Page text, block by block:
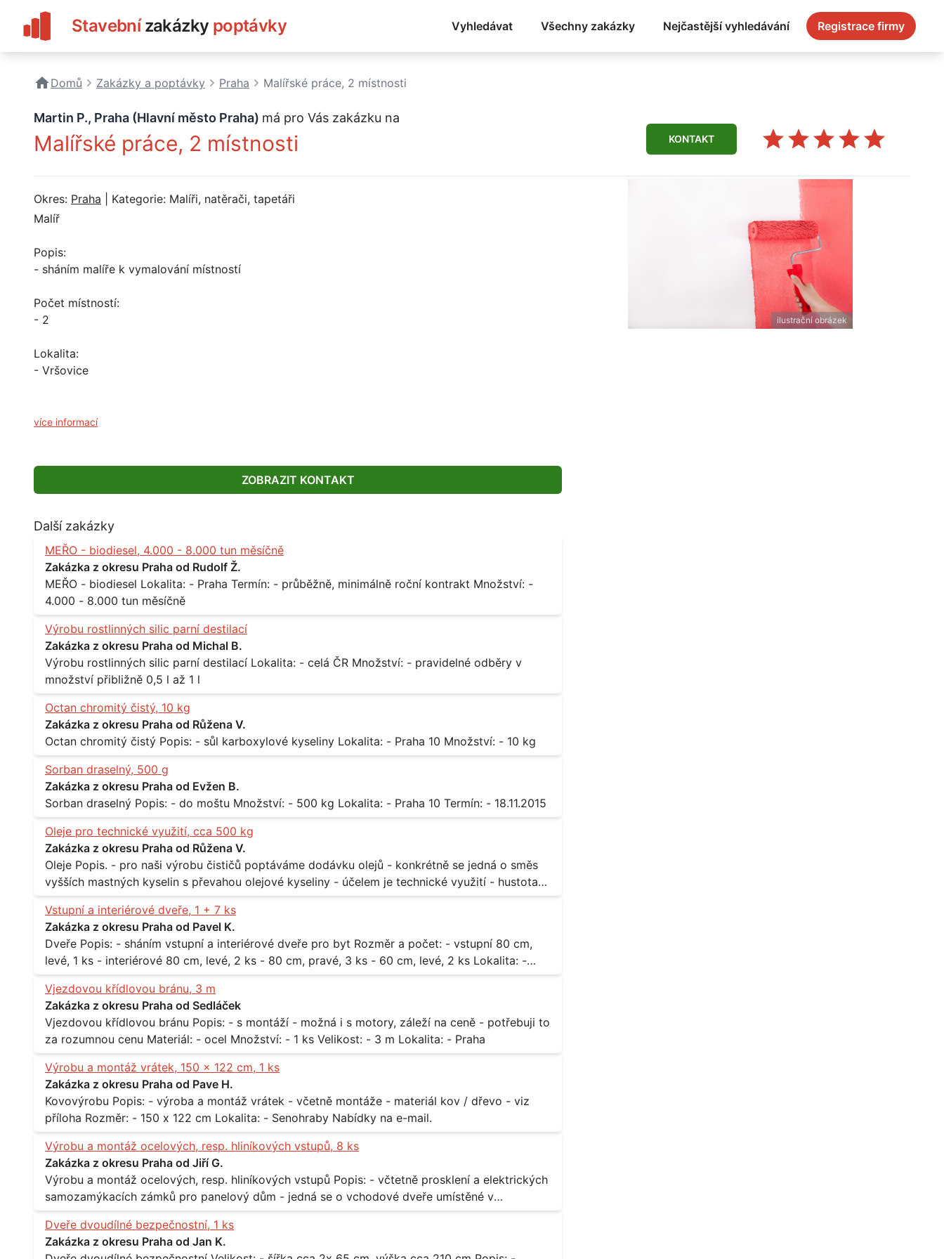
Stavební zakázky poptávky Vyhledávat Všechny zakázky Nejčastější vyhledávání Registrace firmy
Domů Zakázky a poptávky Praha Malířské práce, 2 místnosti
Martin P., Praha (Hlavní město Praha) má pro Vás zakázku na
Malířské práce, 2 místnosti KONTAKT
Okres: Praha | Kategorie: Malíři, natěrači, tapetáři
Malíř
Popis:
- sháním malíře k vymalování místností
Počet místností:
- 2
Lokalita:
- Vršovice
více informací
ZOBRAZIT KONTAKT
Další zakázky
MEŘO - biodiesel, 4.000 - 8.000 tun měsíčně
Zakázka z okresu Praha od Rudolf Ž.
MEŘO - biodiesel Lokalita: - Praha Termín: - průběžně, minimálně roční kontrakt Množství: -
4.000 - 8.000 tun měsíčně
Výrobu rostlinných silic parní destilací
Zakázka z okresu Praha od Michal B.
Výrobu rostlinných silic parní destilací Lokalita: - celá ČR Množství: - pravidelné odběry v
množství přibližně 0,5 l až 1 l
Octan chromitý čistý, 10 kg
Zakázka z okresu Praha od Růžena V.
Octan chromitý čistý Popis: - sůl karboxylové kyseliny Lokalita: - Praha 10 Množství: - 10 kg
Sorban draselný, 500 g
Zakázka z okresu Praha od Evžen B.
Sorban draselný Popis: - do moštu Množství: - 500 kg Lokalita: - Praha 10 Termín: - 18.11.2015
Oleje pro technické využití, cca 500 kg
Zakázka z okresu Praha od Růžena V.
Oleje Popis. - pro naši výrobu čističů poptáváme dodávku olejů - konkrétně se jedná o směs
vyšších mastných kyselin s převahou olejové kyseliny - účelem je technické využití - hustota
při 20°C - cca 870 kg / m3 Balení: - po 190 kg v sudu Množství: - cca 500 kg - roční spotřeba
Lokalita: - Praha
Vstupní a interiérové dveře, 1 + 7 ks
Zakázka z okresu Praha od Pavel K.
Dveře Popis: - sháním vstupní a interiérové dveře pro byt Rozměr a počet: - vstupní 80 cm,
levé, 1 ks - interiérové 80 cm, levé, 2 ks - 80 cm, pravé, 3 ks - 60 cm, levé, 2 ks Lokalita: -
Praha 10
Vjezdovou křídlovou bránu, 3 m
Zakázka z okresu Praha od Sedláček
Vjezdovou křídlovou bránu Popis: - s montáží - možná i s motory, záleží na ceně - potřebuji to
za rozumnou cenu Materiál: - ocel Množství: - 1 ks Velikost: - 3 m Lokalita: - Praha
Výrobu a montáž vrátek, 150 x 122 cm, 1 ks
Zakázka z okresu Praha od Pave H.
Kovovýrobu Popis: - výroba a montáž vrátek - včetně montáže - materiál kov / dřevo - viz
příloha Rozměr: - 150 x 122 cm Lokalita: - Senohraby Nabídky na e-mail.
Výrobu a montáž ocelových, resp. hliníkových vstupů, 8 ks
Zakázka z okresu Praha od Jiří G.
Výrobu a montáž ocelových, resp. hliníkových vstupů Popis: - včtetně prosklení a elektrických
samozamýkacích zámků pro panelový dům - jedná se o vchodové dveře umístěné v
zarámovaném a proskleném portálu - předmětem dodávky bude i demontáž stávajících a už
nevyhovujících prosklených, umělohmotných vstupů Množství: - 8 ks Lokalita: - 7, 9, 11, 13,
Praha 10 Strašnice Termín: - III.Q. 2015 Je nutná návštěva odpovědného pracovníka
Dveře dvoudílné bezpečnostní, 1 ks
Zakázka z okresu Praha od Jan K.
ilustrační obrázek